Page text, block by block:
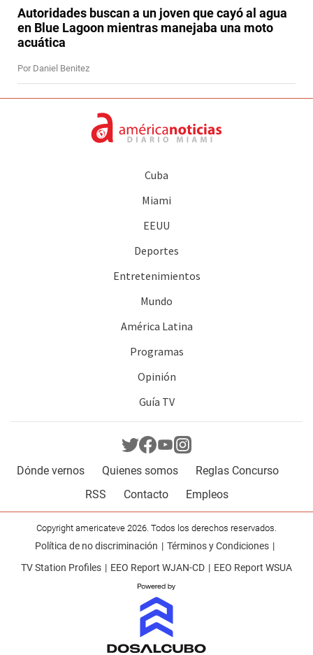
Autoridades buscan a un joven que cayó al agua
en Blue Lagoon mientras manejaba una moto
acuática
Por Daniel Benitez
Cuba
Miami
EEUU
Deportes
Entretenimientos
Mundo
América Latina
Programas
Opinión
Guía TV
Dónde vernos Quienes somos
Reglas Concurso
RSS
Contacto Empleos
Copyright americateve 2026. Todos los derechos reservados.
Política de no discriminación
Términos y Condiciones
TV Station Profiles
EEO Report WJAN-CD EEO Report WSUA